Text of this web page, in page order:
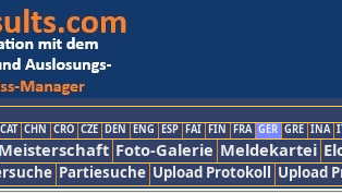
CAT CHN CRO CZE DEN ENG ESP FAI FIN FRA GER GRE INA
Meisterschaft Foto-Galerie Meldekartei
Partiesuche Upload Protokoll Upload